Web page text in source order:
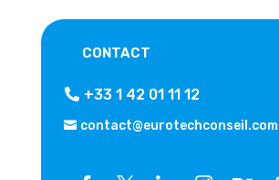
CONTACT
+33 1 42 01 11 12
contact@eurotechconseil.com